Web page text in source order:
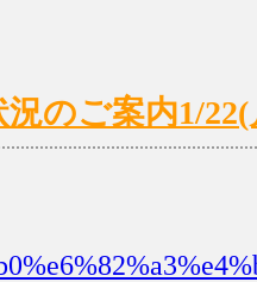
のご案内1/22(